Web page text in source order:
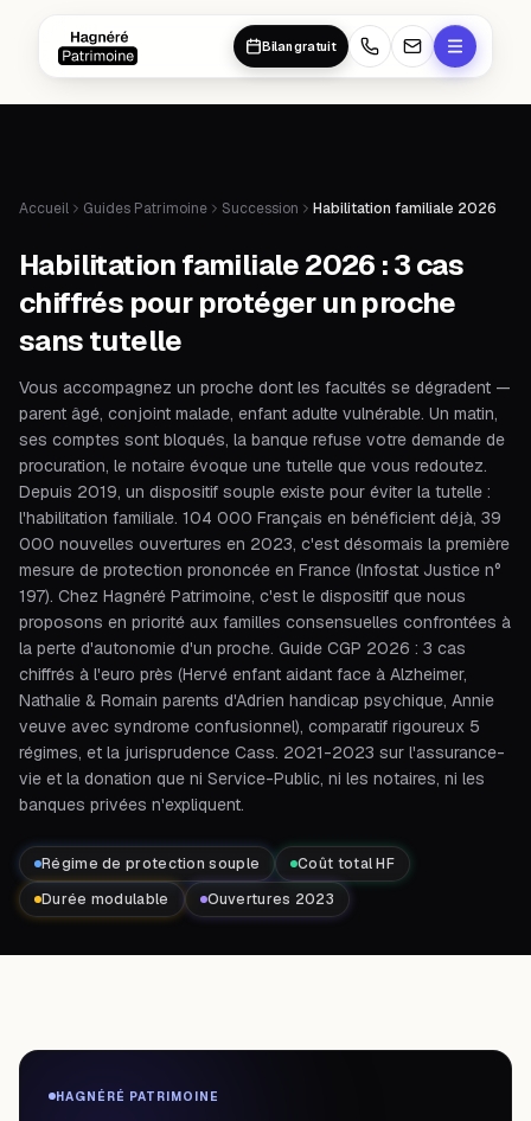
Bilan gratuit
Accueil Guides Patrimoine Succession Habilitation familiale 2026
Habilitation familiale 2026 : 3 cas
chiffrés pour protéger un proche
sans tutelle
Vous accompagnez un proche dont les facultés se dégradent —
parent âgé, conjoint malade, enfant adulte vulnérable. Un matin,
ses comptes sont bloqués, la banque refuse votre demande de
procuration, le notaire évoque une tutelle que vous redoutez.
Depuis 2019, un dispositif souple existe pour éviter la tutelle :
l'habilitation familiale. 104 000 Français en bénéficient déjà, 39
000 nouvelles ouvertures en 2023, c'est désormais la première
mesure de protection prononcée en France (Infostat Justice n°
197). Chez Hagnéré Patrimoine, c'est le dispositif que nous
proposons en priorité aux familles consensuelles confrontées à
la perte d'autonomie d'un proche. Guide CGP 2026 : 3 cas
chiffrés à l'euro près (Hervé enfant aidant face à Alzheimer,
Nathalie & Romain parents d'Adrien handicap psychique, Annie
veuve avec syndrome confusionnel), comparatif rigoureux 5
régimes, et la jurisprudence Cass. 2021-2023 sur l'assurance-
vie et la donation que ni Service-Public, ni les notaires, ni les
banques privées n'expliquent.
Régime de protection souple
Coût total HF
Durée modulable
Ouvertures 2023
HAGNÉRÉ PATRIMOINE